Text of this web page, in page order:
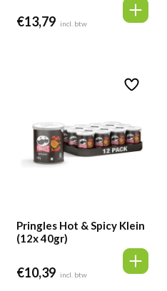
€13,79 incl. btw
Pringles Hot & Spicy Klein
(12x 40gr)
€10,39 incl. btw